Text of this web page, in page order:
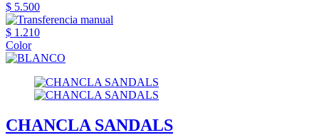
$ 5.500
$ 1.210
Color
CHANCLA SANDALS